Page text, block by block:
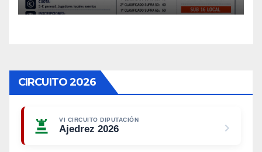
CIRCUITO 2026
VI CIRCUITO DIPUTACIÓN
Ajedrez 2026